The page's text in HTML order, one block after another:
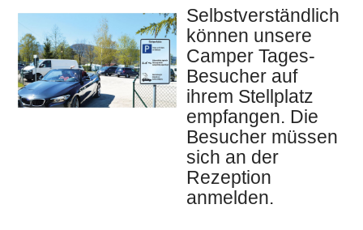
Selbstverständlich
können unsere
Camper Tages-
Besucher auf
ihrem Stellplatz
empfangen. Die
Besucher müssen
sich an der
Rezeption
anmelden.